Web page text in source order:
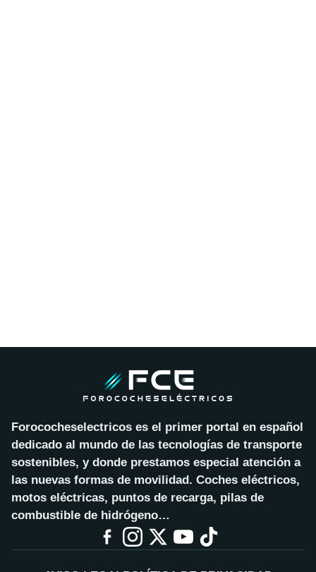
Forococheselectricos es el primer portal en español
dedicado al mundo de las tecnologías de transporte
sostenibles, y donde prestamos especial atención a
las nuevas formas de movilidad. Coches eléctricos,
motos eléctricas, puntos de recarga, pilas de
combustible de hidrógeno…